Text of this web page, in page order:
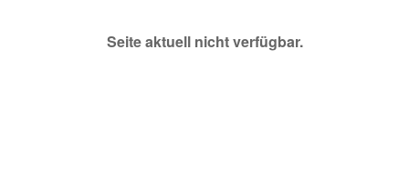
Seite aktuell nicht verfügbar.